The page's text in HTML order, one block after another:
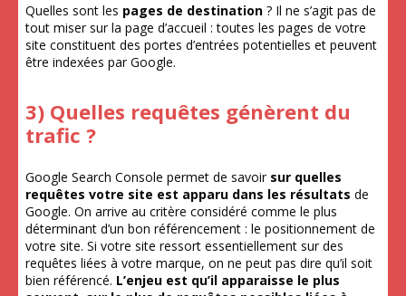
Quelles sont les pages de destination ? Il ne s’agit pas de
tout miser sur la page d’accueil : toutes les pages de votre
site constituent des portes d’entrées potentielles et peuvent
être indexées par Google.
3) Quelles requêtes génèrent du
trafic ?
Google Search Console permet de savoir sur quelles
requêtes votre site est apparu dans les résultats de
Google. On arrive au critère considéré comme le plus
déterminant d’un bon référencement : le positionnement de
votre site. Si votre site ressort essentiellement sur des
requêtes liées à votre marque, on ne peut pas dire qu’il soit
bien référencé. L’enjeu est qu’il apparaisse le plus